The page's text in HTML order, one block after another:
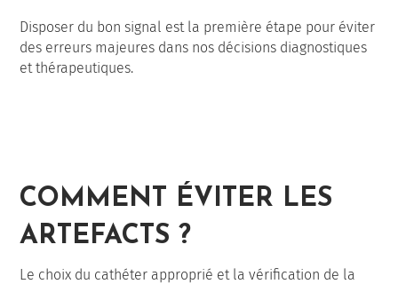
Disposer du bon signal est la première étape pour éviter
des erreurs majeures dans nos décisions diagnostiques
et thérapeutiques.
COMMENT ÉVITER LES
ARTEFACTS ?
Le choix du cathéter approprié et la vérification de la